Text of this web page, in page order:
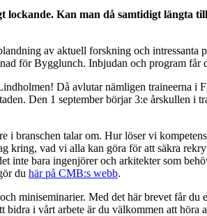
Kan man då samtidigt längta
av aktuell forskning och intressanta
för Bygglunch. Inbjudan och program
Då avlutar nämligen traineerna i
Den 1 september börjar 3:e årskullen i
i branschen talar om. Hur löser vi
kring, vad vi alla kan göra för att säkra
inte bara ingenjörer och arkitekter som
du här på CMB:s webb.
miniseminarier. Med det här brevet får
bidra i vårt arbete är du välkommen att höra